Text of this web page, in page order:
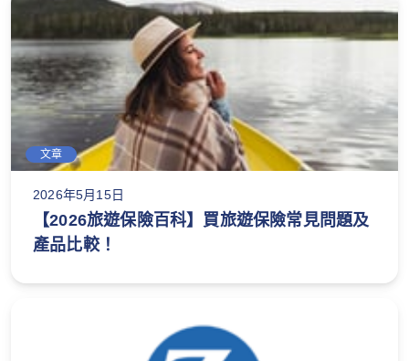
文章
2026年5月15日
【2026旅遊保險百科】買旅遊保險常見問題及
產品比較！